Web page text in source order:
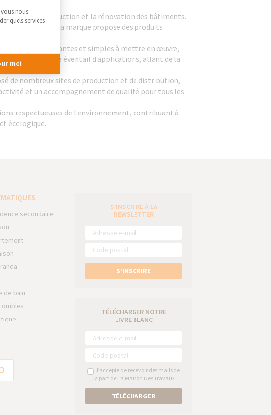
écologique.
pour la construction et la rénovation des bâtiments.
et les sols, la marque propose des produits
à la fois performantes et simples à mettre en œuvre,
un large éventail d’applications, allant de la
de nombreux sites de production et de distribution,
et un accompagnement de qualité pour tous les
respectueuses de l’environnement, contribuant à
écologique.
secondaire
de bain
S’INSCRIRE À LA
NEWSLETTER
S’INSCRIRE
TÉLÉCHARGER NOTRE
LIVRE BLANC
J’accepte de recevoir des mails de
la part de La Maison Des Travaux
TÉLÉCHARGER
nous
quels services
moi